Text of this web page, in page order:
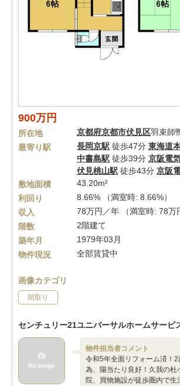
900万円
所在地 京都府京都市伏見区羽束師
最寄り駅
長岡京駅 徒歩47分 東海道
中書島駅 徒歩39分 京阪電
伏見桃山駅 徒歩43分 京阪
敷地面積
43.20m²
利回り
8.66% （満室時: 8.66%）
収入
78万円／年 （満室時: 78万
階数
2階建て
築年月
1979年03月
物件現況
全部賃貸中
画像カテゴリ
間取り
センチュリー21ユニバーサルホームサービ
物件担当者コメント
令和5年全面リフォーム済！
為、陽当たり良好！久我の杜
院、買物施設が徒歩圏内で生